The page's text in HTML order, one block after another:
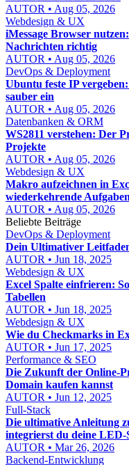
AUTOR • Aug 05, 2026
Webdesign & UX
iMessage Browser
Nachrichten richtig
AUTOR • Aug 05, 2026
DevOps & Deployment
Ubuntu feste IP
sauber ein
AUTOR • Aug 05, 2026
Datenbanken & ORM
WS2811 verstehen: Der
Projekte
AUTOR • Aug 05, 2026
Webdesign & UX
Makro aufzeichnen in
wiederkehrende
AUTOR • Aug 05, 2026
Beliebte Beiträge
DevOps & Deployment
Dein Ultimativer
AUTOR • Jun 18, 2025
Webdesign & UX
Excel Spalte einfrieren:
Tabellen
AUTOR • Jun 18, 2025
Webdesign & UX
Wie du Checkmarks in
AUTOR • Jun 17, 2025
Performance & SEO
Die Zukunft der Online-
Domain kaufen kannst
AUTOR • Jun 12, 2025
Full-Stack
Die ultimative Anleitung
integrierst du deine LED-
AUTOR • Mar 26, 2026
Backend-Entwicklung